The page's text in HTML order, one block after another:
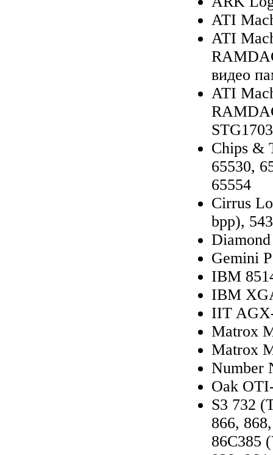
ATI
ATI
видео
ATI
Chips &
65530,
65554
Cirrus
bpp),
Gemini
IBM
IBM
IIT
Matrox
Matrox
Number
Oak
S3 732
866,
86C385